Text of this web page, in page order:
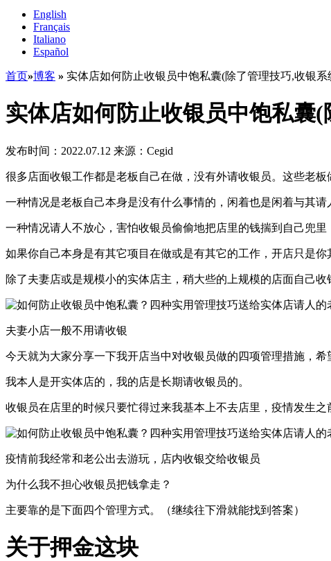
English
Français
Italiano
Español
首页»博客 » 实体店如何防止收银员中饱私囊(除了管理技巧,收银系
实体店如何防止收银员中饱私囊
发布时间：2022.07.12 来源：Cegid
很多店面收银工作都是老板自己在做，没有外请收银员。这些老板
一种情况是老板自己本身是没有什么事情的，闲着也是闲着与其请
一种情况请人不放心，害怕收银员偷偷地把店里的钱揣到自己兜里
如果你自己本身是有其它项目在做或是有其它的工作，开店只是
除了夫妻店或是规模小的实体店主，稍大些的上规模的店面自己
夫妻小店一般不用请收银
今天就为大家分享一下我开店当中对收银员做的四项管理措施，
我本人是开实体店的，我的店是长期请收银员的。
收银员在店里的时候只要忙得过来我基本上不去店里，疫情发生
疫情前我经常和老公出去游玩，店内收银交给收银员
为什么我不担心收银员把钱拿走？
主要靠的是下面四个管理方式。（继续往下滑就能找到答案）
关于押金这块